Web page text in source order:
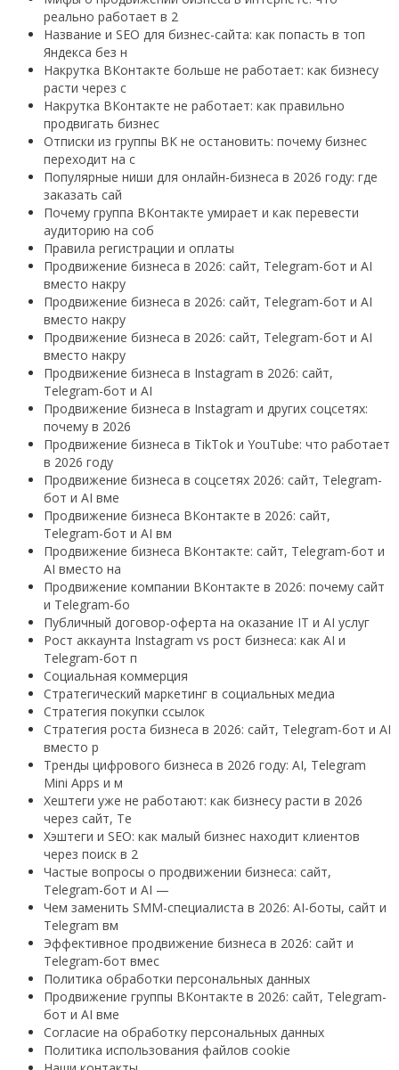
реально работает в 2
Название и SEO для бизнес-сайта: как попасть в топ
Яндекса без н
Накрутка ВКонтакте больше не работает: как бизнесу
расти через с
Накрутка ВКонтакте не работает: как правильно
продвигать бизнес
Отписки из группы ВК не остановить: почему бизнес
переходит на с
Популярные ниши для онлайн-бизнеса в 2026 году: где
заказать сай
Почему группа ВКонтакте умирает и как перевести
аудиторию на соб
Правила регистрации и оплаты
Продвижение бизнеса в 2026: сайт, Telegram-бот и AI
вместо накру
Продвижение бизнеса в 2026: сайт, Telegram-бот и AI
вместо накру
Продвижение бизнеса в 2026: сайт, Telegram-бот и AI
вместо накру
Продвижение бизнеса в Instagram в 2026: сайт,
Telegram-бот и AI
Продвижение бизнеса в Instagram и других соцсетях:
почему в 2026
Продвижение бизнеса в TikTok и YouTube: что работает
в 2026 году
Продвижение бизнеса в соцсетях 2026: сайт, Telegram-
бот и AI вме
Продвижение бизнеса ВКонтакте в 2026: сайт,
Telegram-бот и AI вм
Продвижение бизнеса ВКонтакте: сайт, Telegram-бот и
AI вместо на
Продвижение компании ВКонтакте в 2026: почему сайт
и Telegram-бо
Публичный договор-оферта на оказание IT и AI услуг
Рост аккаунта Instagram vs рост бизнеса: как AI и
Telegram-бот п
Социальная коммерция
Стратегический маркетинг в социальных медиа
Стратегия покупки ссылок
Стратегия роста бизнеса в 2026: сайт, Telegram-бот и AI
вместо р
Тренды цифрового бизнеса в 2026 году: AI, Telegram
Mini Apps и м
Хештеги уже не работают: как бизнесу расти в 2026
через сайт, Te
Хэштеги и SEO: как малый бизнес находит клиентов
через поиск в 2
Частые вопросы о продвижении бизнеса: сайт,
Telegram-бот и AI —
Чем заменить SMM-специалиста в 2026: AI-боты, сайт и
Telegram вм
Эффективное продвижение бизнеса в 2026: сайт и
Telegram-бот вмес
Политика обработки персональных данных
Продвижение группы ВКонтакте в 2026: сайт, Telegram-
бот и AI вме
Согласие на обработку персональных данных
Политика использования файлов cookie